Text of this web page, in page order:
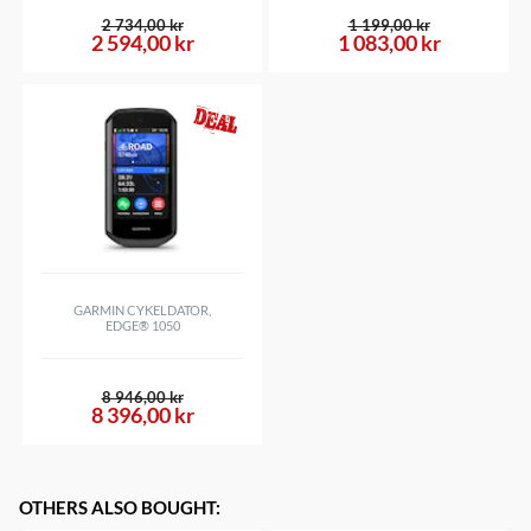
2 594,00 kr
2 734,00 kr
1 083,00 kr
1 199,00 kr
GARMIN CYKELDATOR,
EDGE® 1050
8 396,00 kr
8 946,00 kr
OTHERS ALSO BOUGHT: